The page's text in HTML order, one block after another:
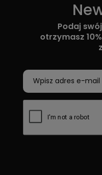
Podaj
otrzymasz